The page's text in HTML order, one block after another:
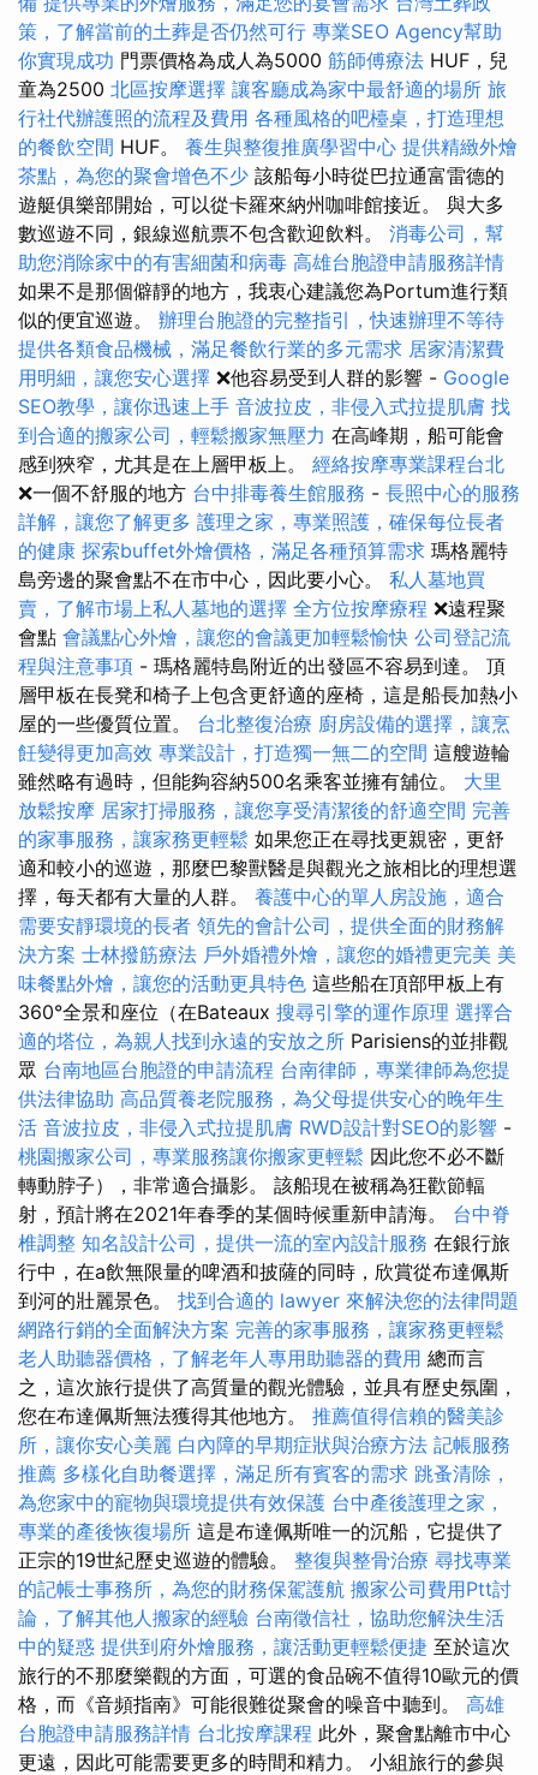
策，了解當前的土葬是否仍然可行 專業SEO Agency幫助
你實現成功 門票價格為成人為5000 筋師傅療法 HUF，兒
童為2500 北區按摩選擇 讓客廳成為家中最舒適的場所 旅
行社代辦護照的流程及費用 各種風格的吧檯桌，打造理想
的餐飲空間 HUF。 養生與整復推廣學習中心 提供精緻外燴
茶點，為您的聚會增色不少 該船每小時從巴拉通富雷德的
遊艇俱樂部開始，可以從卡羅來納州咖啡館接近。 與大多
數巡遊不同，銀線巡航票不包含歡迎飲料。 消毒公司，幫
助您消除家中的有害細菌和病毒 高雄台胞證申請服務詳情
如果不是那個僻靜的地方，我衷心建議您為Portum進行類
似的便宜巡遊。 辦理台胞證的完整指引，快速辦理不等待
提供各類食品機械，滿足餐飲行業的多元需求 居家清潔費
用明細，讓您安心選擇 ❌他容易受到人群的影響 - Google
SEO教學，讓你迅速上手 音波拉皮，非侵入式拉提肌膚 找
到合適的搬家公司，輕鬆搬家無壓力 在高峰期，船可能會
感到狹窄，尤其是在上層甲板上。 經絡按摩專業課程台北
❌一個不舒服的地方 台中排毒養生館服務 - 長照中心的服務
詳解，讓您了解更多 護理之家，專業照護，確保每位長者
的健康 探索buffet外燴價格，滿足各種預算需求 瑪格麗特
島旁邊的聚會點不在市中心，因此要小心。 私人墓地買
賣，了解市場上私人墓地的選擇 全方位按摩療程 ❌遠程聚
會點 會議點心外燴，讓您的會議更加輕鬆愉快 公司登記流
程與注意事項 - 瑪格麗特島附近的出發區不容易到達。 頂
層甲板在長凳和椅子上包含更舒適的座椅，這是船長加熱小
屋的一些優質位置。 台北整復治療 廚房設備的選擇，讓烹
飪變得更加高效 專業設計，打造獨一無二的空間 這艘遊輪
雖然略有過時，但能夠容納500名乘客並擁有舖位。 大里
放鬆按摩 居家打掃服務，讓您享受清潔後的舒適空間 完善
的家事服務，讓家務更輕鬆 如果您正在尋找更親密，更舒
適和較小的巡遊，那麼巴黎獸醫是與觀光之旅相比的理想選
擇，每天都有大量的人群。 養護中心的單人房設施，適合
需要安靜環境的長者 領先的會計公司，提供全面的財務解
決方案 士林撥筋療法 戶外婚禮外燴，讓您的婚禮更完美 美
味餐點外燴，讓您的活動更具特色 這些船在頂部甲板上有
360°全景和座位（在Bateaux 搜尋引擎的運作原理 選擇合
適的塔位，為親人找到永遠的安放之所 Parisiens的並排觀
眾 台南地區台胞證的申請流程 台南律師，專業律師為您提
供法律協助 高品質養老院服務，為父母提供安心的晚年生
活 音波拉皮，非侵入式拉提肌膚 RWD設計對SEO的影響 -
桃園搬家公司，專業服務讓你搬家更輕鬆 因此您不必不斷
轉動脖子），非常適合攝影。 該船現在被稱為狂歡節輻
射，預計將在2021年春季的某個時候重新申請海。 台中脊
椎調整 知名設計公司，提供一流的室內設計服務 在銀行旅
行中，在a飲無限量的啤酒和披薩的同時，欣賞從布達佩斯
到河的壯麗景色。 找到合適的 lawyer 來解決您的法律問題
網路行銷的全面解決方案 完善的家事服務，讓家務更輕鬆
老人助聽器價格，了解老年人專用助聽器的費用 總而言
之，這次旅行提供了高質量的觀光體驗，並具有歷史氛圍，
您在布達佩斯無法獲得其他地方。 推薦值得信賴的醫美診
所，讓你安心美麗 白內障的早期症狀與治療方法 記帳服務
推薦 多樣化自助餐選擇，滿足所有賓客的需求 跳蚤清除，
為您家中的寵物與環境提供有效保護 台中產後護理之家，
專業的產後恢復場所 這是布達佩斯唯一的沉船，它提供了
正宗的19世紀歷史巡遊的體驗。 整復與整骨治療 尋找專業
的記帳士事務所，為您的財務保駕護航 搬家公司費用Ptt討
論，了解其他人搬家的經驗 台南徵信社，協助您解決生活
中的疑惑 提供到府外燴服務，讓活動更輕鬆便捷 至於這次
旅行的不那麼樂觀的方面，可選的食品碗不值得10歐元的價
格，而《音頻指南》可能很難從聚會的噪音中聽到。 高雄
台胞證申請服務詳情 台北按摩課程 此外，聚會點離市中心
更遠，因此可能需要更多的時間和精力。 小組旅行的參與